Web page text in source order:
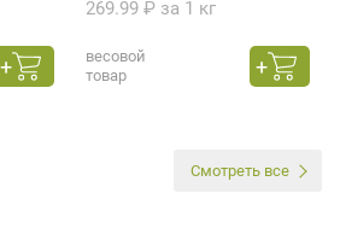
269.99 ₽ за 1 кг
весовой
товар
Смотреть все